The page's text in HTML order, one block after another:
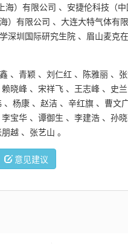
海）有限公司 、 安捷伦科技（
）有限公司 、 大连大特气体有
深圳国际研究生院 、 眉山麦克
、 青颖 、 刘仁红 、 陈雅丽 、
赖晓峰 、 宋祥飞 、 王志峰 、 史兰
、 杨康 、 赵洁 、 辛红旗 、 曹文
李宝华 、 谭御生 、 李建浩 、 孙
朋越 、 张艺山 。
意见建议